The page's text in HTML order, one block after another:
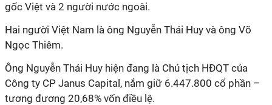
gốc Việt và 2 người nước ngoài.
Hai người Việt Nam là ông Nguyễn Thái Huy và ông Võ
Ngọc Thiêm.
Ông Nguyễn Thái Huy hiện đang là Chủ tịch HĐQT của
Công ty CP Janus Capital, nắm giữ 6.447.800 cổ phần –
tương đương 20,68% vốn điều lệ.